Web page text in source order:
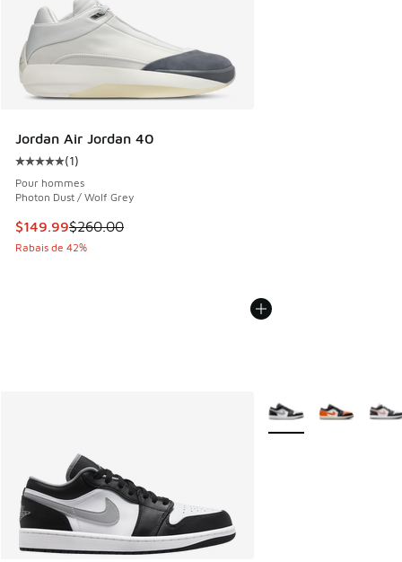
Jordan Air Jordan 40
Cote moyenne du client - [5 sur 5 étoiles], 1 commentaires
(1)
Pour hommes
Photon Dust / Wolf Grey
Cet article est en solde. Le prix est passé de $260.00 à
$149.99$260.00
Rabais de 42%
Plus de couleurs